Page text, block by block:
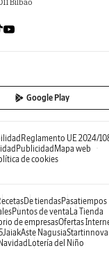
Google Play
Reglamento UE 2024/
PublicidadMapa web
de cookies
De tiendasPasatiempos
Puntos de ventaLa Tienda
de empresasOfertas
JaiakAste NagusiaStartinnova
Lotería del Niño